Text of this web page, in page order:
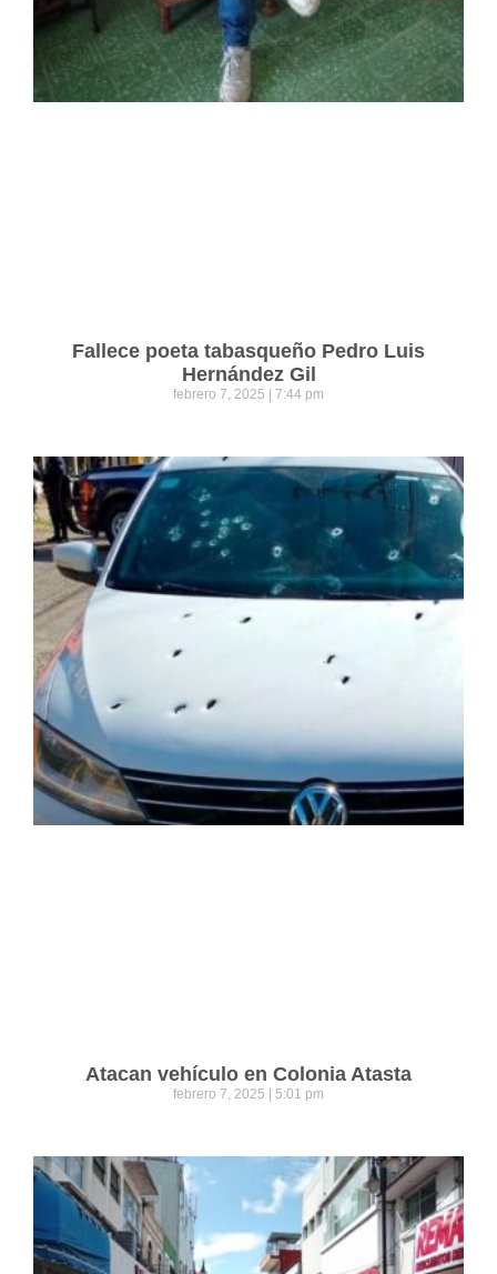
Fallece poeta tabasqueño Pedro Luis
Hernández Gil
febrero 7, 2025 7:44 pm
Atacan vehículo en Colonia Atasta
febrero 7, 2025 5:01 pm